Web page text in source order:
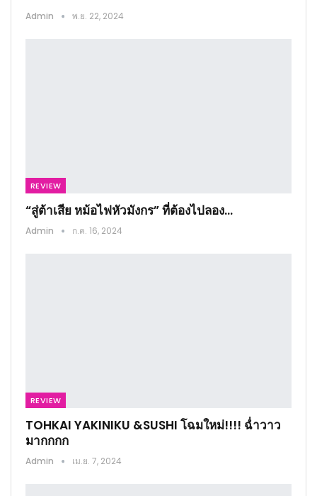
Admin พ.ย. 22, 2024
REVIEW
“สู่ต้าเสีย หม้อไฟหัวมังกร” ที่ต้องไปลอง…
Admin ก.ค. 16, 2024
REVIEW
TOHKAI YAKINIKU &SUSHI โฉมใหม่!!!! ฉ่ำวาว
มากกกก
Admin เม.ย. 7, 2024